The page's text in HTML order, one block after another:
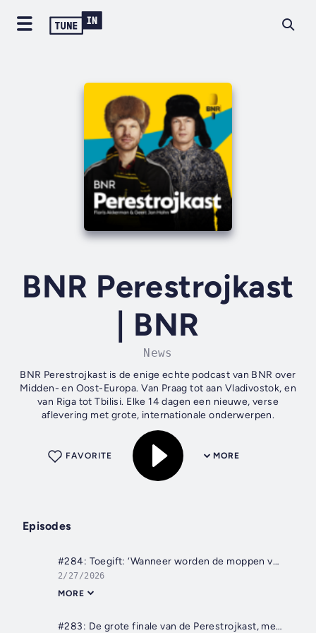
BNR Perestrojkast
| BNR
News
BNR Perestrojkast is de enige echte podcast van BNR over
Midden- en Oost-Europa. Van Praag tot aan Vladivostok, en
van Riga tot Tbilisi. Elke 14 dagen een nieuwe, verse
aflevering met grote, internationale onderwerpen.
MORE
FAVORITE
Episodes
#284: Toegift: ‘Wanneer worden de moppen van Joost gebundeld?’
2/27/2026
MORE
#283: De grote finale van de Perestrojkast, met een lach, een traan en trots op alle luisteraars